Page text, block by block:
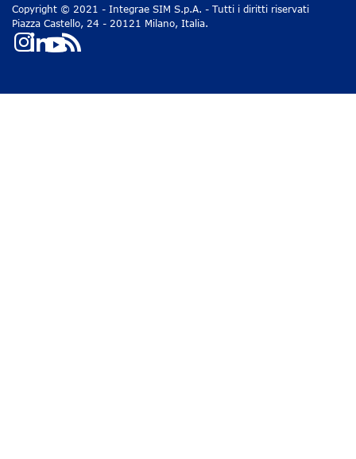
Copyright © 2021 - Integrae SIM S.p.A. - Tutti i diritti riservati
Piazza Castello, 24 - 20121 Milano, Italia.